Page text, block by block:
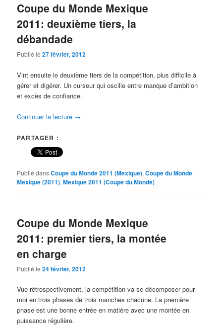
Coupe du Monde Mexique
2011: deuxième tiers, la
débandade
Publié le27 février, 2012
Vint ensuite le deuxième tiers de la compétition, plus difficile à
gérer et digérer. Un curseur qui oscille entre manque d’ambition
et excès de confiance.
Continuer la lecture →
PARTAGER :
Publié dansCoupe du Monde 2011 (Mexique),Coupe du Monde
Mexique (2011),Mexique 2011 (Coupe du Monde)
Coupe du Monde Mexique
2011: premier tiers, la montée
en charge
Publié le24 février, 2012
Vue rétrospectivement, la compétition va se décomposer pour
moi en trois phases de trois manches chacune. La première
phase est une bonne entrée en matière avec une montée en
puissance régulière.